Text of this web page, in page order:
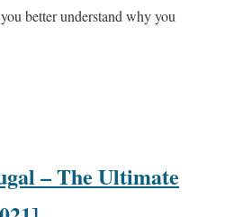
better understand why you
– The Ultimate